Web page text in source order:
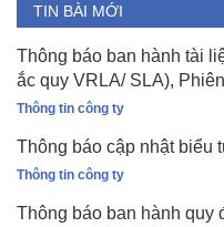
TIN BÀI MỚI
Thông báo ban hành tài
ắc quy VRLA/ SLA),
Thông tin công ty
Thông báo cập nhật biểu
Thông tin công ty
Thông báo ban hành quy